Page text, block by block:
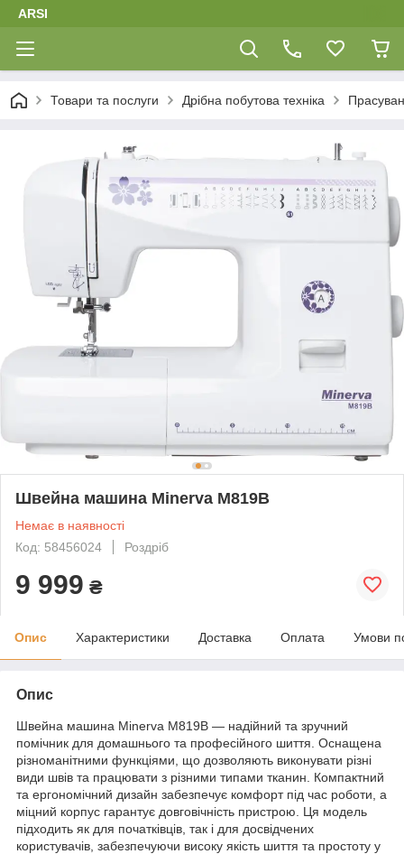
ARSI
Товари та послуги Дрібна побутова техніка
Швейна машина Minerva M819B
Немає в наявності
Код: 58456024
Роздріб
9 999 ₴
Опис Характеристики Доставка Оплата Умови
Опис
Швейна машина Minerva M819B — надійний та зручний
помічник для домашнього та професійного шиття. Оснащена
різноманітними функціями, що дозволяють виконувати різні
види швів та працювати з різними типами тканин. Компактний
та ергономічний дизайн забезпечує комфорт під час роботи, а
міцний корпус гарантує довговічність пристрою. Ця модель
підходить як для початківців, так і для досвідчених
користувачів, забезпечуючи високу якість шиття та простоту у